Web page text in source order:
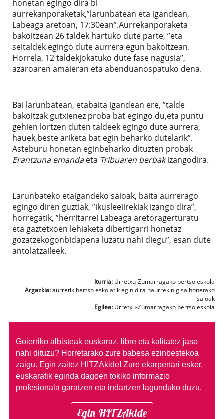
honetan egingo dira bi
aurrekanporaketak,”larunbatean eta igandean,
Labeaga aretoan, 17:30ean”.Aurrekanporaketa
bakoitzean 26 taldek hartuko dute parte, ”eta
seitaldek egingo dute aurrera egun bakoitzean.
Horrela, 12 taldekjokatuko dute fase nagusia”,
azaroaren amaieran eta abenduanospatuko dena.
Bai larunbatean, etabaita igandean ere, ”talde
bakoitzak gutxienez proba bat egingo du,eta puntu
gehien lortzen duten taldeek egingo dute aurrera,
hauek,beste ariketa bat egin beharko dutelarik”.
Asteburu honetan eginbeharko dituzten probak
Erantzuna emandaeta Tribuaren berbakizangodira.
Larunbateko etaigandeko saioak, baita aurrerago
egingo diren guztiak, ”ikusleeiirekiak izango dira”,
horregatik, ”herritarrei Labeaga aretoragerturatu
eta gaztetxoen lehiaketa dibertigarri honetaz
gozatzekogonbidapena luzatu nahi diegu”, esan dute
antolatzaileek.
Iturria: Urretxu-Zumarragako bertso eskola
Argazkia:aurretik bertso eskolatik egin dira haurrekin gisa honetako
saioak
Egilea: Urretxu-Zumarragako bertso eskola
Goierriko albisteak euskaraz, libre eta kalitatez jaso
nahi dituzu? Horretarako zure babesa ezinbestekoa
zaigu. Egin zaitez HITZAkide! Zure ekarpenari esker,
euskaratik eginda dagoen tokiko informazio
profesionala garatzen eta indartzen lagunduko duzu.
Egin HITZAkide